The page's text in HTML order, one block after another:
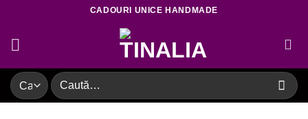
content
CADOURI UNICE HANDMADE
Caută
după: